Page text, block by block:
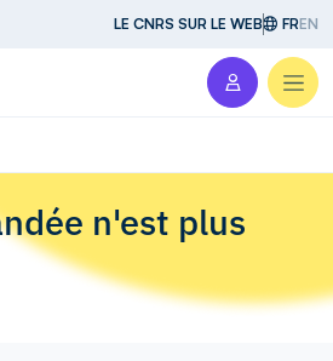
LE CNRS SUR LE WEB FREN
n'est plus